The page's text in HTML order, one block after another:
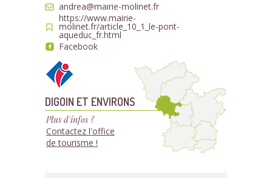
andrea@mairie-molinet.fr
https://www.mairie-
molinet.fr/article_10_1_le-pont-
aqueduc_fr.html
Facebook
DIGOIN ET ENVIRONS
Plus d'infos ?
Contactez l'office
de tourisme !